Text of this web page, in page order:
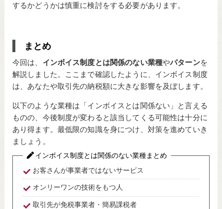
するかどうかは慎重に検討をする必要があります。
まとめ
今回は、 インボイス制度とは関係のない業種やパターンを
解説しました。ここまで確認したように、インボイス制度
は、あなたや取引先の納税額に大きな影響を及ぼします。
以下のような業種は「インボイスとは関係ない」と言える
ものの、今後制度が変わると該当してくる可能性は十分に
あり得ます。最低限の知識を身につけ、対策を進めていき
ましょう。
インボイス制度とは関係のない業種まとめ
お客さんが事業者ではないサービス
オンリーワンの技術をもつ人
取引先が免税事業者・簡易課税者